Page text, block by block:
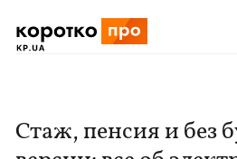
Стаж, пенсия и без